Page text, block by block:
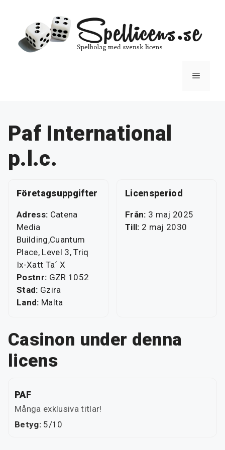
innehåll
Meny
Paf International
p.l.c.
Företagsuppgifter
Adress: Catena
Media
Building,Cuantum
Place, Level 3, Triq
Ix-Xatt Ta´ X
Postnr: GZR 1052
Stad: Gzira
Land: Malta
Licensperiod
Från: 3 maj 2025
Till: 2 maj 2030
Casinon under denna
licens
PAF
Många exklusiva titlar!
Betyg: 5/10